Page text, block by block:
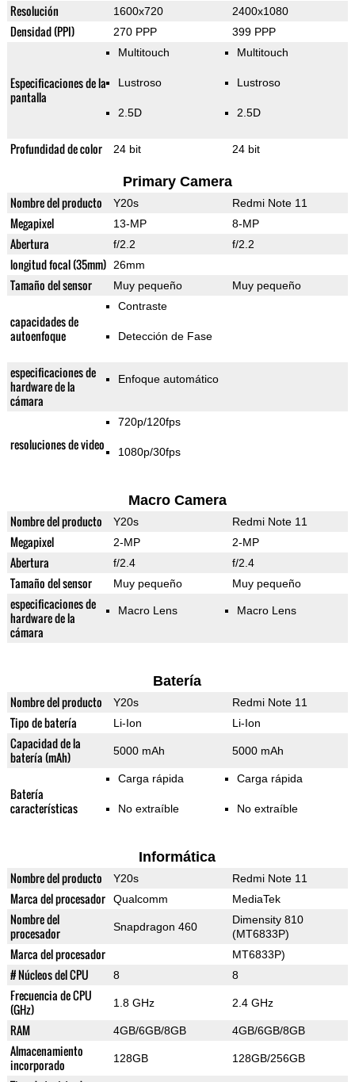
Resolución 1600x720 2400x1080
Densidad (PPI) 270 PPP 399 PPP
Especificaciones de la
pantalla
Multitouch
Lustroso
2.5D
Multitouch
Lustroso
2.5D
Profundidad de color 24 bit 24 bit
Primary Camera
Nombre del producto Y20s Redmi Note 11
Megapixel 13-MP 8-MP
Abertura f/2.2 f/2.2
longitud focal (35mm) 26mm
Tamaño del sensor Muy pequeño Muy pequeño
capacidades de
autoenfoque
Contraste
Detección de Fase
especificaciones de
hardware de la
cámara
Enfoque automático
resoluciones de video
720p/120fps
1080p/30fps
Macro Camera
Nombre del producto Y20s Redmi Note 11
Megapixel 2-MP 2-MP
Abertura f/2.4 f/2.4
Tamaño del sensor Muy pequeño Muy pequeño
especificaciones de
hardware de la
cámara
Macro Lens Macro Lens
Batería
Nombre del producto Y20s Redmi Note 11
Tipo de batería Li-Ion Li-Ion
Capacidad de la
batería (mAh)
5000 mAh 5000 mAh
Batería
características
Carga rápida
No extraíble
Carga rápida
No extraíble
Informática
Nombre del producto Y20s Redmi Note 11
Marca del procesador Qualcomm MediaTek
Nombre del
procesador
Snapdragon 460
Dimensity 810
(MT6833P)
Marca del procesador MT6833P)
# Núcleos del CPU 8 8
Frecuencia de CPU
(GHz)
1.8 GHz 2.4 GHz
RAM 4GB/6GB/8GB 4GB/6GB/8GB
Almacenamiento
incorporado
128GB 128GB/256GB